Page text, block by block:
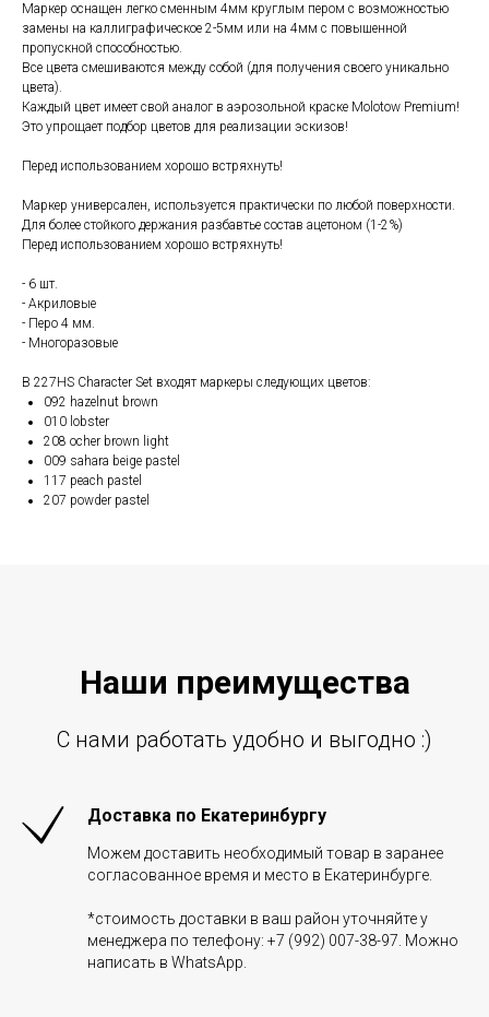
Маркер оснащен легко сменным 4мм круглым пером с возможностью
замены на каллиграфическое 2-5мм или на 4мм с повышенной
пропускной способностью.
Все цвета смешиваются между собой (для получения своего уникально
цвета).
Каждый цвет имеет свой аналог в аэрозольной краске Molotow Premium!
Это упрощает подбор цветов для реализации эскизов!
Перед использованием хорошо встряхнуть!
Маркер универсален, используется практически по любой поверхности.
Для более стойкого держания разбавтье состав ацетоном (1-2%)
Перед использованием хорошо встряхнуть!
- 6 шт.
- Акриловые
- Перо 4 мм.
- Многоразовые
В 227HS Character Set входят маркеры следующих цветов:
092 hazelnut brown
010 lobster
208 ocher brown light
009 sahara beige pastel
117 peach pastel
207 powder pastel
Наши преимущества
С нами работать удобно и выгодно :)
Доставка по Екатеринбургу
Можем доставить необходимый товар в заранее
согласованное время и место в Екатеринбурге.
*стоимость доставки в ваш район уточняйте у
менеджера по телефону: +7 (992) 007-38-97. Можно
написать в WhatsApp.